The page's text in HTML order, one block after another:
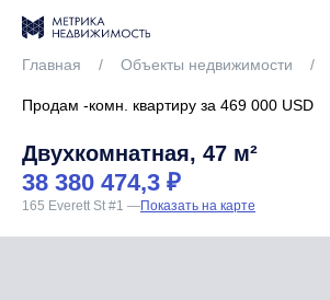
Главная / Объекты недвижимости /
Продам -комн. квартиру за 469 000 USD
Двухкомнатная, 47 м²
38 380 474,3 ₽
165 Everett St #1 —Показать на карте